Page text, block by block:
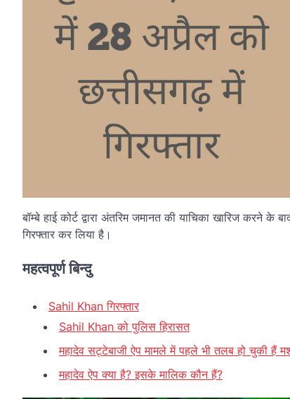
बॉम्बे हाई कोर्ट द्वारा अंतरिम जमानत की याचिका खारिज
गिरफ्तार कर लिया है।
महत्वपूर्ण बिन्दु
Sahil Khan गिरफ्तार
Sahil Khan को पुलिस हिरासत
महादेव सट्टेबाजी ऐप मामले में पहले भी तलब हो चुकी हैं
महादेव ऐप क्या है? इसके मालिक कौन हैं?